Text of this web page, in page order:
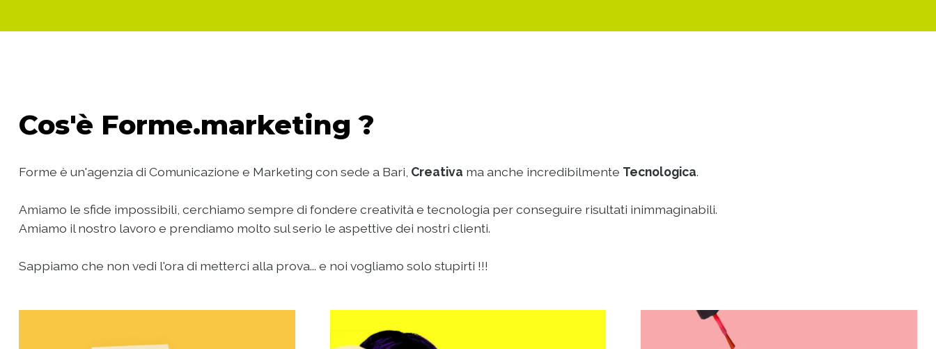
Cos'è Forme.marketing ?
Forme è un'agenzia di Comunicazione e Marketing con sede a Bari, Creativa ma anche incredibilmente Tecnologica.
Amiamo le sfide impossibili, cerchiamo sempre di fondere creatività e tecnologia per conseguire risultati inimmaginabili.
Amiamo il nostro lavoro e prendiamo molto sul serio le aspettive dei nostri clienti.
Sappiamo che non vedi l'ora di metterci alla prova... e noi vogliamo solo stupirti !!!